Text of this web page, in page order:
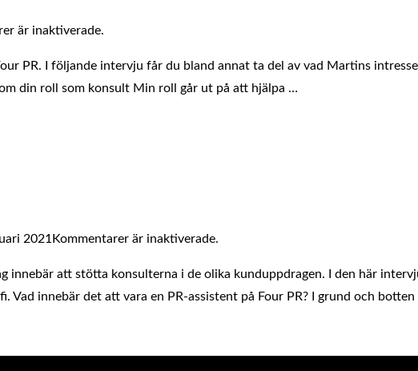
är inaktiverade.
PR. I följande intervju får du bland annat ta del av vad Martins
din roll som konsult Min roll går ut på att hjälpa …
2021Kommentarer är inaktiverade.
innebär att stötta konsulterna i de olika kunduppdragen. I den här
Vad innebär det att vara en PR-assistent på Four PR? I grund och